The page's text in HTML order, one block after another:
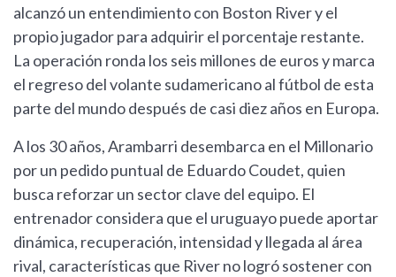
alcanzó un entendimiento con Boston River y el
propio jugador para adquirir el porcentaje restante.
La operación ronda los seis millones de euros y marca
el regreso del volante sudamericano al fútbol de esta
parte del mundo después de casi diez años en Europa.
A los 30 años, Arambarri desembarca en el Millonario
por un pedido puntual de Eduardo Coudet, quien
busca reforzar un sector clave del equipo. El
entrenador considera que el uruguayo puede aportar
dinámica, recuperación, intensidad y llegada al área
rival, características que River no logró sostener con